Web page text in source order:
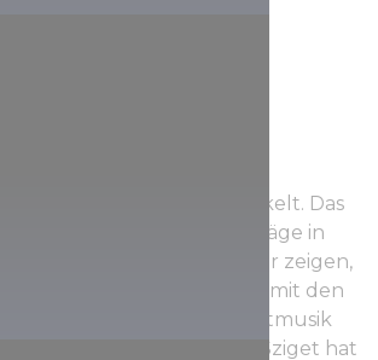
in Mitteleuropa entwickelt. Das
und andere Einträge in
dichten Festivalkalender zeigen,
Pop-Acts zusammen mit den
elektronischen und Weltmusik
Ort auftreten. Das Sziget hat